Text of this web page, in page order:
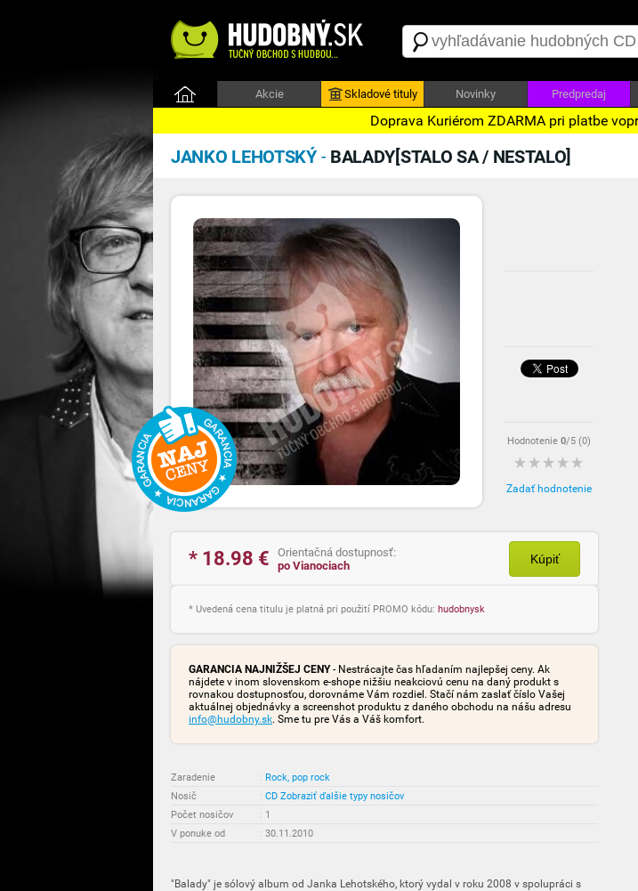
Akcie Skladové tituly Novinky Predpredaj
Doprava Kuriérom ZDARMA pri platbe
JANKO LEHOTSKÝ- BALADY[STALO SA / NESTALO]
Hodnotenie 0/5 (0)
Zadať hodnotenie
* 18.98 €
Orientačná dostupnosť:
po Vianociach
Kúpiť
* Uvedená cena titulu je platná pri použití PROMO kódu: hudobnysk
GARANCIA NAJNIŽŠEJ CENY- Nestrácajte čas hľadaním najlepšej ceny. Ak
nájdete v inom slovenskom e-shope nižšiu neakciovú cenu na daný produkt s
rovnakou dostupnosťou, dorovnáme Vám rozdiel. Stačí nám zaslať číslo Vašej
aktuálnej objednávky a screenshot produktu z daného obchodu na nášu adresu
info@hudobny.sk. Sme tu pre Vás a Váš komfort.
Zaradenie : Rock, pop rock
Nosič
: CD Zobraziť ďalšie typy nosičov
Počet nosičov
: 1
V ponuke od
: 30.11.2010
"Balady" je sólový album od Janka Lehotského, ktorý vydal v roku 2008 v spolupráci s